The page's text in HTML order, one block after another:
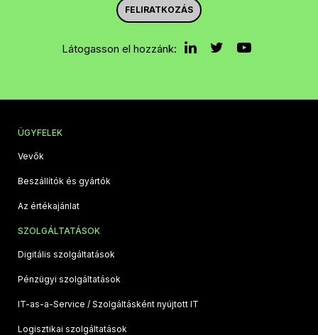
FELIRATKOZÁS
Látogasson el hozzánk:
ÜGYFELEK
Vevők
Beszállítók és gyártók
Az értékajánlat
SZOLGÁLTATÁSOK
Digitális szolgáltatások
Pénzügyi szolgáltatások
IT-as-a-Service / Szolgáltásként nyújtott IT
Logisztikai szolgáltatások